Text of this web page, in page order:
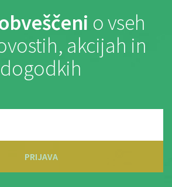
o vseh
akcijah in
dogodkih
PRIJAVA